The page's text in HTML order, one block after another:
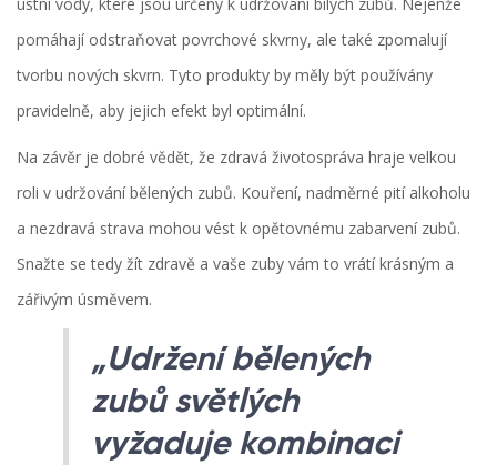
pomáhají odstraňovat povrchové skvrny, ale také zpomalují
tvorbu nových skvrn. Tyto produkty by měly být používány
pravidelně, aby jejich efekt byl optimální.
Na závěr je dobré vědět, že zdravá životospráva hraje velkou
roli v udržování bělených zubů. Kouření, nadměrné pití alkoholu
a nezdravá strava mohou vést k opětovnému zabarvení zubů.
Snažte se tedy žít zdravě a vaše zuby vám to vrátí krásným a
zářivým úsměvem.
„Udržení bělených
zubů světlých
vyžaduje kombinaci